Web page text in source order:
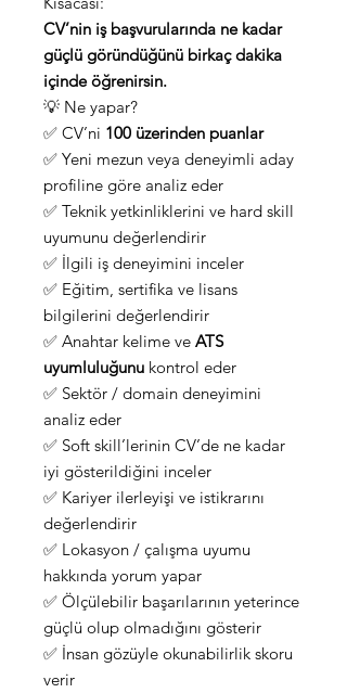
CV’nin iş başvurularında ne kadar
güçlü göründüğünü birkaç dakika
içinde öğrenirsin.
💡 Ne yapar?
✅ CV’ni 100 üzerinden puanlar
✅ Yeni mezun veya deneyimli aday
profiline göre analiz eder
✅ Teknik yetkinliklerini ve hard skill
uyumunu değerlendirir
✅ İlgili iş deneyimini inceler
✅ Eğitim, sertifika ve lisans
bilgilerini değerlendirir
✅ Anahtar kelime ve ATS
uyumluluğunu kontrol eder
✅ Sektör / domain deneyimini
analiz eder
✅ Soft skill’lerinin CV’de ne kadar
iyi gösterildiğini inceler
✅ Kariyer ilerleyişi ve istikrarını
değerlendirir
✅ Lokasyon / çalışma uyumu
hakkında yorum yapar
✅ Ölçülebilir başarılarının yeterince
güçlü olup olmadığını gösterir
✅ İnsan gözüyle okunabilirlik skoru
verir